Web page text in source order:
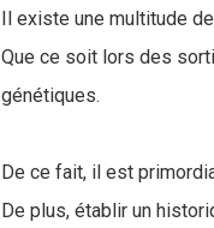
Il existe une multitude
Que ce soit lors des
génétiques.
De ce fait, il est
De plus, établir un